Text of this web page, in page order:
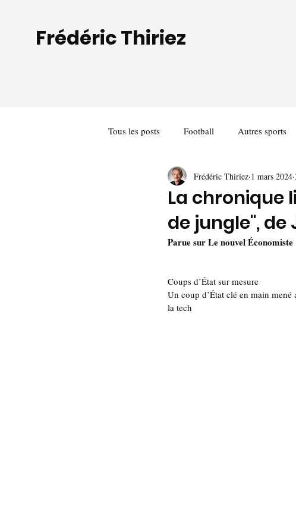
Frédéric Thiriez
Tous les posts Football Autres sports
La chronique
de jungle",
Frédéric Thiriez 1 mars 2024
Parue sur Le nouvel Économiste
Coups d’État sur mesure
Un coup d’État clé en main
la tech